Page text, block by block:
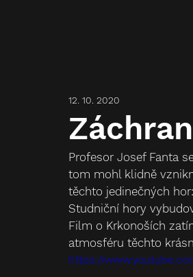
12. 10. 2020
Profesor Josef Fanta
tom mohl klidně
těchto jedinečných
Studniční hory
Film o Krkonoších
atmosféru těchto
https://